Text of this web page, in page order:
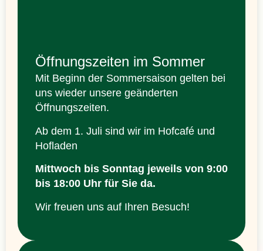
Öffnungszeiten im Sommer
Mit Beginn der Sommersaison gelten bei
uns wieder unsere geänderten
Öffnungszeiten.
Ab dem 1. Juli sind wir im Hofcafé und
Hofladen
Mittwoch bis Sonntag jeweils von 9:00
bis 18:00 Uhr für Sie da.
Wir freuen uns auf Ihren Besuch!